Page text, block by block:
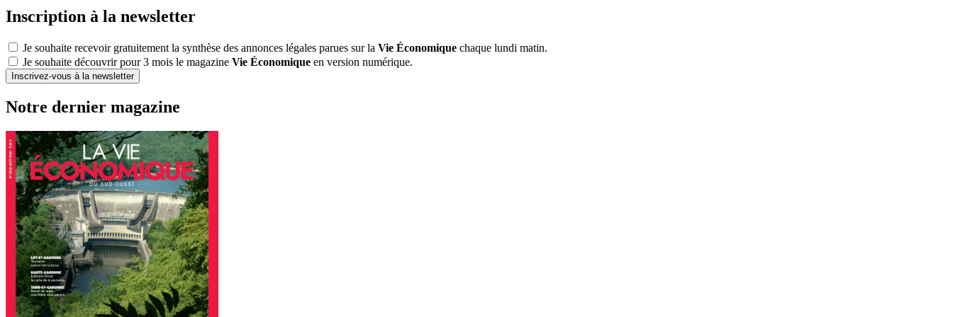
Inscription à la newsletter
Je souhaite recevoir gratuitement la synthèse des annonces légales parues sur la Vie Économique chaque lundi matin.
Je souhaite découvrir pour 3 mois le magazine Vie Économique en version numérique.
Inscrivez-vous à la newsletter
Notre dernier magazine